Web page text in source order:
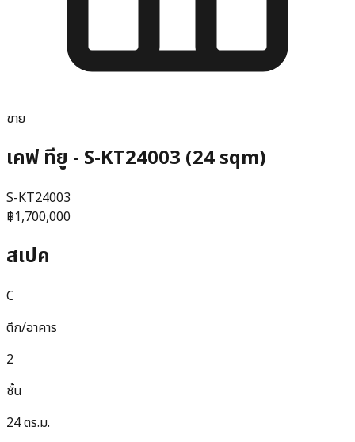
ขาย
เคฟ ทียู - S-KT24003 (24 sqm)
S-KT24003
฿1,700,000
สเปค
C
ตึก/อาคาร
2
ชั้น
24 ตร.ม.